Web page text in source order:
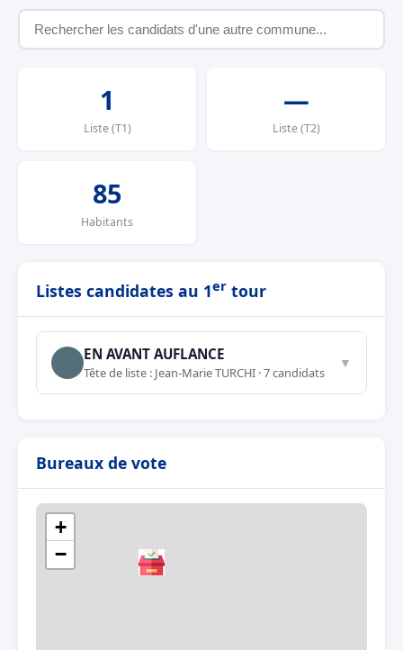
1
Liste (T1)
—
Liste (T2)
85
Habitants
Listes candidates au 1er tour
EN AVANT AUFLANCE
Tête de liste : Jean-Marie TURCHI · 7 candidats
▼
Bureaux de vote
+
−